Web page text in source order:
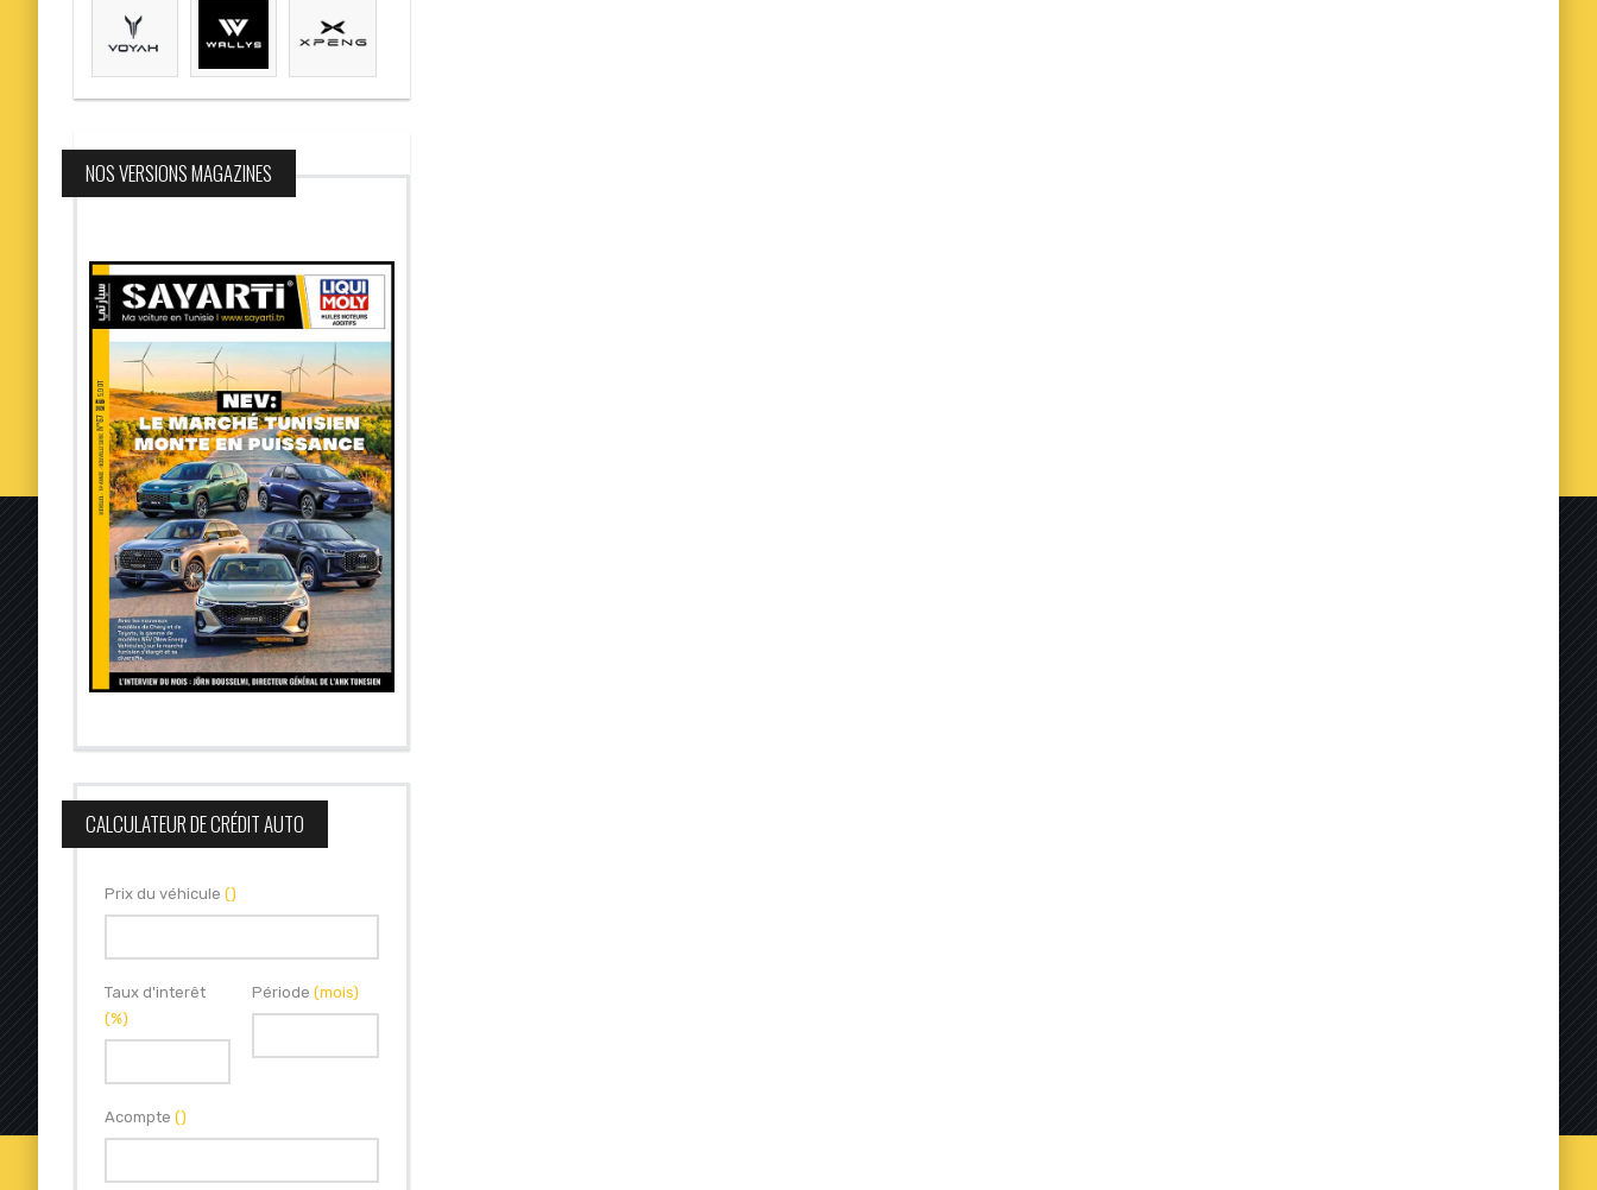
NOS VERSIONS MAGAZINES
CALCULATEUR DE CRÉDIT AUTO
Prix du véhicule ()
Taux d'interêt
(%)
Période(mois)
Acompte ()